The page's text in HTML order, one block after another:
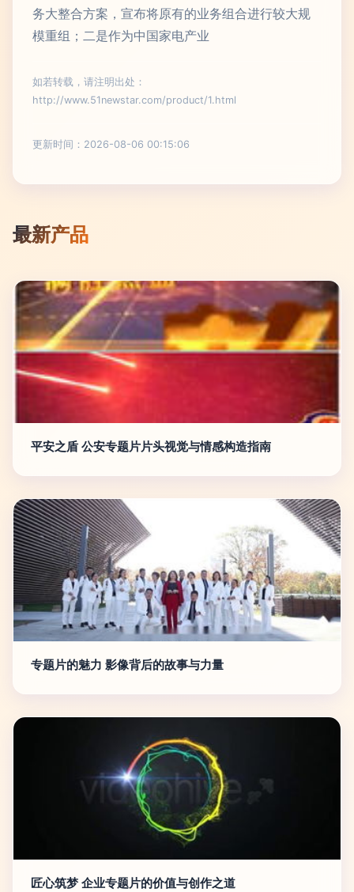
务大整合方案，宣布将原有的业务组合进行较大规
模重组；二是作为中国家电产业
如若转载，请注明出处：
http://www.51newstar.com/product/1.html
更新时间：2026-08-06 00:15:06
最新产品
平安之盾 公安专题片片头视觉与情感构造指南
专题片的魅力 影像背后的故事与力量
匠心筑梦 企业专题片的价值与创作之道